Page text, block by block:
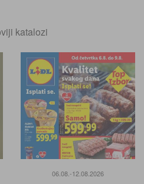
katalozi
06.08.-12.08.2026